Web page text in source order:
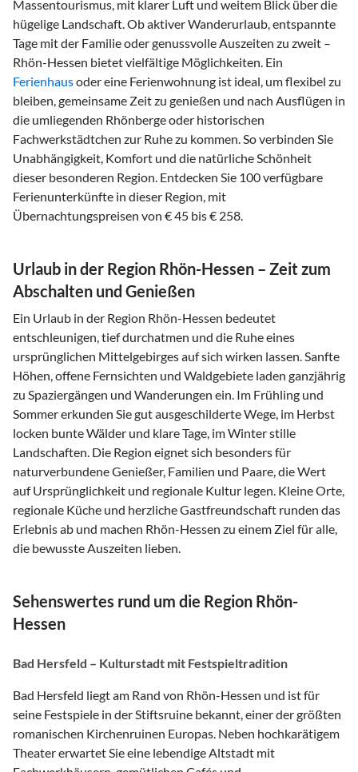
Massentourismus, mit klarer Luft und weitem Blick über die
hügelige Landschaft. Ob aktiver Wanderurlaub, entspannte
Tage mit der Familie oder genussvolle Auszeiten zu zweit –
Rhön-Hessen bietet vielfältige Möglichkeiten. Ein
Ferienhausoder eine Ferienwohnung ist ideal, um flexibel zu
bleiben, gemeinsame Zeit zu genießen und nach Ausflügen in
die umliegenden Rhönberge oder historischen
Fachwerkstädtchen zur Ruhe zu kommen. So verbinden Sie
Unabhängigkeit, Komfort und die natürliche Schönheit
dieser besonderen Region. Entdecken Sie 100 verfügbare
Ferienunterkünfte in dieser Region, mit
Übernachtungspreisen von € 45 bis € 258.
Urlaub in der Region Rhön-Hessen – Zeit zum
Abschalten und Genießen
Ein Urlaub in der Region Rhön-Hessen bedeutet
entschleunigen, tief durchatmen und die Ruhe eines
ursprünglichen Mittelgebirges auf sich wirken lassen. Sanfte
Höhen, offene Fernsichten und Waldgebiete laden ganzjährig
zu Spaziergängen und Wanderungen ein. Im Frühling und
Sommer erkunden Sie gut ausgeschilderte Wege, im Herbst
locken bunte Wälder und klare Tage, im Winter stille
Landschaften. Die Region eignet sich besonders für
naturverbundene Genießer, Familien und Paare, die Wert
auf Ursprünglichkeit und regionale Kultur legen. Kleine Orte,
regionale Küche und herzliche Gastfreundschaft runden das
Erlebnis ab und machen Rhön-Hessen zu einem Ziel für alle,
die bewusste Auszeiten lieben.
Sehenswertes rund um die Region Rhön-
Hessen
Bad Hersfeld – Kulturstadt mit Festspieltradition
Bad Hersfeld liegt am Rand von Rhön-Hessen und ist für
seine Festspiele in der Stiftsruine bekannt, einer der größten
romanischen Kirchenruinen Europas. Neben hochkarätigem
Theater erwartet Sie eine lebendige Altstadt mit